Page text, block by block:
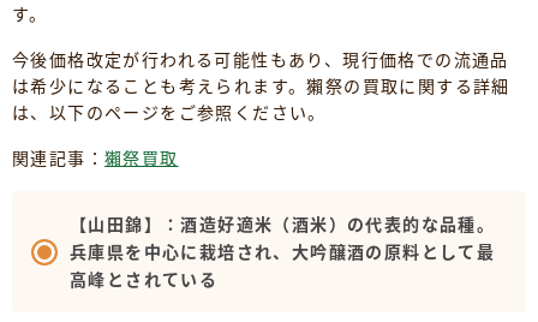
す。
今後価格改定が行われる可能性もあり、現行価格での流通品
は希少になることも考えられます。獺祭の買取に関する詳細
は、以下のページをご参照ください。
関連記事： 獺祭買取
【山田錦】：酒造好適米（酒米）の代表的な品種。
兵庫県を中心に栽培され、大吟醸酒の原料として最
高峰とされている